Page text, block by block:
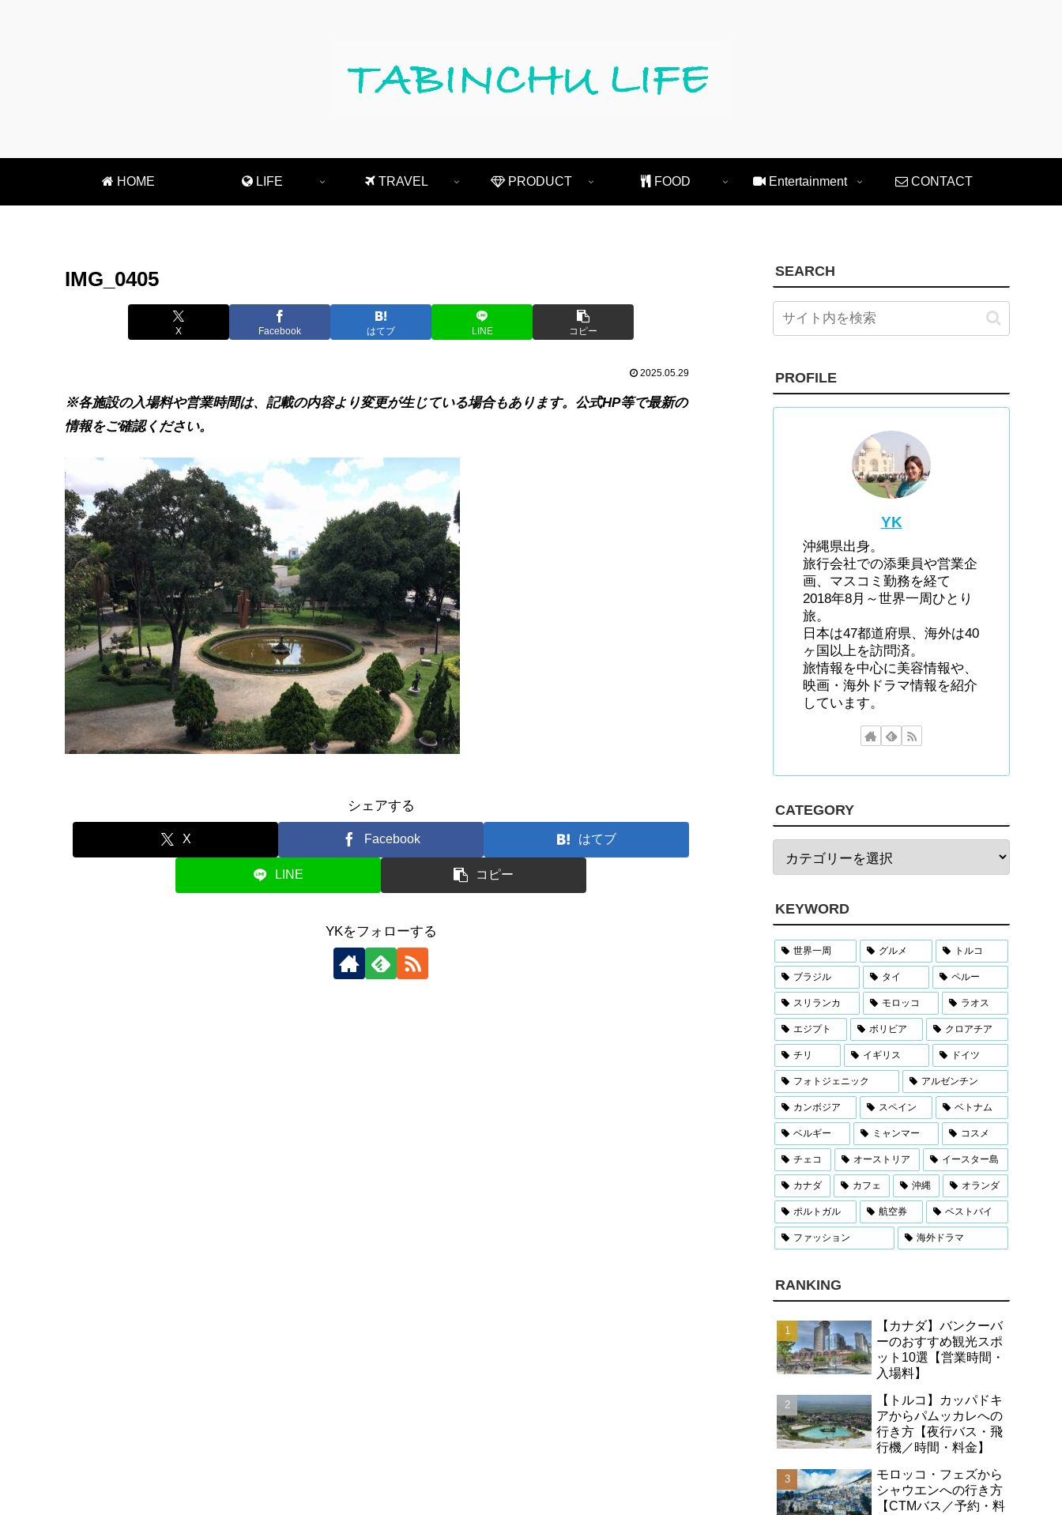
HOME LIFE TRAVEL PRODUCT FOOD Entertainment CONTACT
IMG_0405
X Facebook はてブ LINE コピー
2025.05.29
※各施設の入場料や営業時間は、記載の内容より変更が生じている場合もあります。公式HP等で最新の
情報をご確認ください。
シェアする
X Facebook はてブ
LINE コピー
YKをフォローする
SEARCH
PROFILE
YK
沖縄県出身。
旅行会社での添乗員や営業企
画、マスコミ勤務を経て
2018年8月～世界一周ひとり
旅。
日本は47都道府県、海外は40
ヶ国以上を訪問済。
旅情報を中心に美容情報や、
映画・海外ドラマ情報を紹介
しています。
CATEGORY
KEYWORD
世界一周 グルメ トルコ
ブラジル タイ ペルー
スリランカ モロッコ ラオス
エジプト ボリビア クロアチア
チリ イギリス ドイツ
フォトジェニック アルゼンチン
カンボジア スペイン ベトナム
ベルギー ミャンマー コスメ
チェコ オーストリア イースター島
カナダ カフェ 沖縄 オランダ
ポルトガル 航空券 ベストバイ
ファッション 海外ドラマ
RANKING
【カナダ】バンクーバ
ーのおすすめ観光スポ
ット10選【営業時間・
入場料】
【トルコ】カッパドキ
アからパムッカレへの
行き方【夜行バス・飛
行機／時間・料金】
モロッコ・フェズから
シャウエンへの行き方
【CTMバス／予約・料